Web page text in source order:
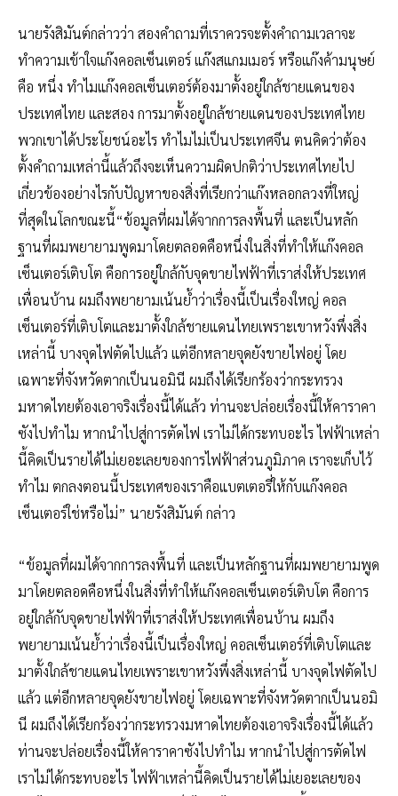
นายรังสิมันต์กล่าวว่า สองคำถามที่เราควรจะตั้งคำถามเวลาจะ
ทำความเข้าใจแก๊งคอลเซ็นเตอร์ แก๊งสแกมเมอร์ หรือแก๊งค้ามนุษย์
คือ หนึ่ง ทำไมแก๊งคอลเซ็นเตอร์ต้องมาตั้งอยู่ใกล้ชายแดนของ
ประเทศไทย และสอง การมาตั้งอยู่ใกล้ชายแดนของประเทศไทย
พวกเขาได้ประโยชน์อะไร ทำไมไม่เป็นประเทศจีน ตนคิดว่าต้อง
ตั้งคำถามเหล่านี้แล้วถึงจะเห็นความผิดปกติว่าประเทศไทยไป
เกี่ยวข้องอย่างไรกับปัญหาของสิ่งที่เรียกว่าแก๊งหลอกลวงที่ใหญ่
ที่สุดในโลกขณะนี้“ข้อมูลที่ผมได้จากการลงพื้นที่ และเป็นหลัก
ฐานที่ผมพยายามพูดมาโดยตลอดคือหนึ่งในสิ่งที่ทำให้แก๊งคอล
เซ็นเตอร์เติบโต คือการอยู่ใกล้กับจุดขายไฟฟ้าที่เราส่งให้ประเทศ
เพื่อนบ้าน ผมถึงพยายามเน้นย้ำว่าเรื่องนี้เป็นเรื่องใหญ่ คอล
เซ็นเตอร์ที่เติบโตและมาตั้งใกล้ชายแดนไทยเพราะเขาหวังพึ่งสิ่ง
เหล่านี้ บางจุดไฟตัดไปแล้ว แต่อีกหลายจุดยังขายไฟอยู่ โดย
เฉพาะที่จังหวัดตากเป็นนอมินี ผมถึงได้เรียกร้องว่ากระทรวง
มหาดไทยต้องเอาจริงเรื่องนี้ได้แล้ว ท่านจะปล่อยเรื่องนี้ให้คาราคา
ซังไปทำไม หากนำไปสู่การตัดไฟ เราไม่ได้กระทบอะไร ไฟฟ้าเหล่า
นี้คิดเป็นรายได้ไม่เยอะเลยของการไฟฟ้าส่วนภูมิภาค เราจะเก็บไว้
ทำไม ตกลงตอนนี้ประเทศของเราคือแบตเตอรี่ให้กับแก๊งคอล
เซ็นเตอร์ใช่หรือไม่” นายรังสิมันต์ กล่าว
“ข้อมูลที่ผมได้จากการลงพื้นที่ และเป็นหลักฐานที่ผมพยายามพูด
มาโดยตลอดคือหนึ่งในสิ่งที่ทำให้แก๊งคอลเซ็นเตอร์เติบโต คือการ
อยู่ใกล้กับจุดขายไฟฟ้าที่เราส่งให้ประเทศเพื่อนบ้าน ผมถึง
พยายามเน้นย้ำว่าเรื่องนี้เป็นเรื่องใหญ่ คอลเซ็นเตอร์ที่เติบโตและ
มาตั้งใกล้ชายแดนไทยเพราะเขาหวังพึ่งสิ่งเหล่านี้ บางจุดไฟตัดไป
แล้ว แต่อีกหลายจุดยังขายไฟอยู่ โดยเฉพาะที่จังหวัดตากเป็นนอมิ
นี ผมถึงได้เรียกร้องว่ากระทรวงมหาดไทยต้องเอาจริงเรื่องนี้ได้แล้ว
ท่านจะปล่อยเรื่องนี้ให้คาราคาซังไปทำไม หากนำไปสู่การตัดไฟ
เราไม่ได้กระทบอะไร ไฟฟ้าเหล่านี้คิดเป็นรายได้ไม่เยอะเลยของ